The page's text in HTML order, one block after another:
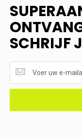
SCHRIJF
ONTVANGEN?
<br>SCHRIJF